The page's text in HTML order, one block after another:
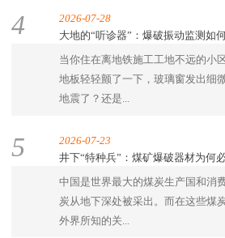
4
2026-07-28
大地的“听诊器”：爆破振动监测如
当你住在离地铁施工工地不远的小
地板轻轻颤了一下，玻璃窗发出细
地震了？还是...
5
2026-07-23
井下“特种兵”：煤矿爆破器材为何
中国是世界最大的煤炭生产国和消
炭从地下深处被采出。而在这些煤
外界所知的关...